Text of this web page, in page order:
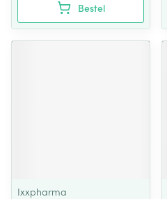
Bestel
Ixxpharma